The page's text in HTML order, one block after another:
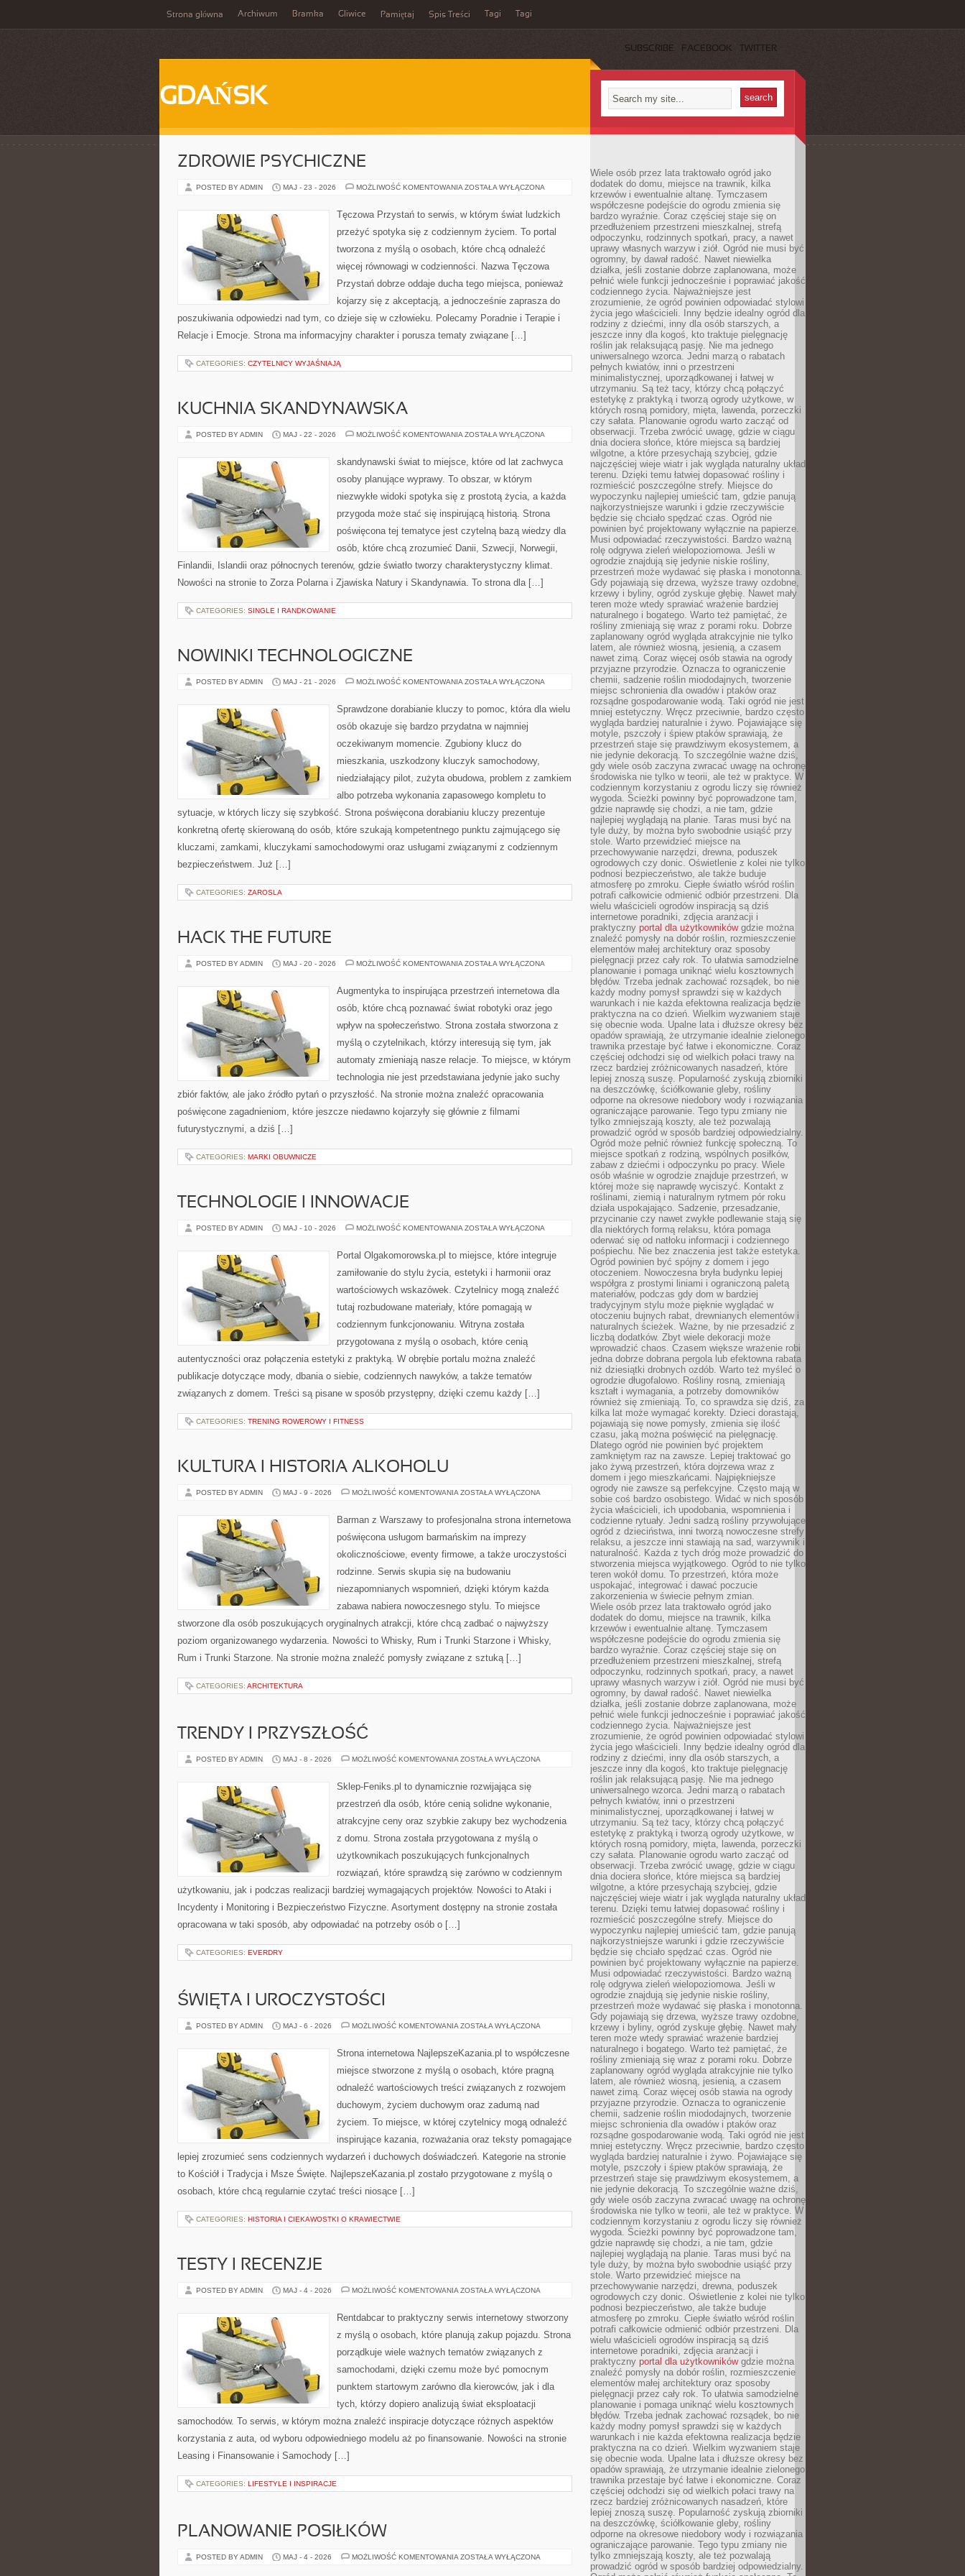
Strona główna Archiwum Bramka Gliwice Pamiętaj Spis Treści Tagi Tagi
SUBSCRIBE FACEBOOK TWITTER
GDAŃSK
ZDROWIE PSYCHICZNE
POSTED BY ADMIN MAJ - 23 - 2026 MOŻLIWOŚĆ KOMENTOWANIA ZDROWIE
ZOSTAŁA WYŁĄCZONA
Tęczowa Przystań to serwis, w którym świat ludzkich
przeżyć spotyka się z codziennym życiem. To portal
tworzona z myślą o osobach, które chcą odnaleźć
więcej równowagi w codzienności. Nazwa Tęczowa
Przystań dobrze oddaje ducha tego miejsca, ponieważ
kojarzy się z akceptacją, a jednocześnie zaprasza do
poszukiwania odpowiedzi nad tym, co dzieje się w człowieku. Polecamy Poradnie i Terapie i
Relacje i Emocje. Strona ma informacyjny charakter i porusza tematy związane […]
CATEGORIES: CZYTELNICY WYJAŚNIAJĄ
KUCHNIA SKANDYNAWSKA
POSTED BY ADMIN MAJ - 22 - 2026 MOŻLIWOŚĆ KOMENTOWANIA KUCHNIA
ZOSTAŁA WYŁĄCZONA
skandynawski świat to miejsce, które od lat zachwyca
osoby planujące wyprawy. To obszar, w którym
niezwykłe widoki spotyka się z prostotą życia, a każda
przygoda może stać się inspirującą historią. Strona
poświęcona tej tematyce jest czytelną bazą wiedzy dla
osób, które chcą zrozumieć Danii, Szwecji, Norwegii,
Finlandii, Islandii oraz północnych terenów, gdzie światło tworzy charakterystyczny klimat.
Nowości na stronie to Zorza Polarna i Zjawiska Natury i Skandynawia. To strona dla […]
CATEGORIES: SINGLE I RANDKOWANIE
NOWINKI TECHNOLOGICZNE
POSTED BY ADMIN MAJ - 21 - 2026 MOŻLIWOŚĆ KOMENTOWANIA NOWINKI
ZOSTAŁA WYŁĄCZONA
Sprawdzone dorabianie kluczy to pomoc, która dla wielu
osób okazuje się bardzo przydatna w najmniej
oczekiwanym momencie. Zgubiony klucz do
mieszkania, uszkodzony kluczyk samochodowy,
niedziałający pilot, zużyta obudowa, problem z zamkiem
albo potrzeba wykonania zapasowego kompletu to
sytuacje, w których liczy się szybkość. Strona poświęcona dorabianiu kluczy prezentuje
konkretną ofertę skierowaną do osób, które szukają kompetentnego punktu zajmującego się
kluczami, zamkami, kluczykami samochodowymi oraz usługami związanymi z codziennym
bezpieczeństwem. Już […]
CATEGORIES: ZAROSLA
HACK THE FUTURE
POSTED BY ADMIN MAJ - 20 - 2026 MOŻLIWOŚĆ KOMENTOWANIA HACK
ZOSTAŁA WYŁĄCZONA
Augmentyka to inspirująca przestrzeń internetowa dla
osób, które chcą poznawać świat robotyki oraz jego
wpływ na społeczeństwo. Strona została stworzona z
myślą o czytelnikach, którzy interesują się tym, jak
automaty zmieniają nasze relacje. To miejsce, w którym
technologia nie jest przedstawiana jedynie jako suchy
zbiór faktów, ale jako źródło pytań o przyszłość. Na stronie można znaleźć opracowania
poświęcone zagadnieniom, które jeszcze niedawno kojarzyły się głównie z filmami
futurystycznymi, a dziś […]
CATEGORIES: MARKI OBUWNICZE
TECHNOLOGIE I INNOWACJE
POSTED BY ADMIN MAJ - 10 - 2026 MOŻLIWOŚĆ KOMENTOWANIA TECHNOLOGIE
ZOSTAŁA WYŁĄCZONA
Portal Olgakomorowska.pl to miejsce, które integruje
zamiłowanie do stylu życia, estetyki i harmonii oraz
wartościowych wskazówek. Czytelnicy mogą znaleźć
tutaj rozbudowane materiały, które pomagają w
codziennym funkcjonowaniu. Witryna została
przygotowana z myślą o osobach, które cenią
autentyczności oraz połączenia estetyki z praktyką. W obrębie portalu można znaleźć
publikacje dotyczące mody, dbania o siebie, codziennych nawyków, a także tematów
związanych z domem. Treści są pisane w sposób przystępny, dzięki czemu każdy […]
CATEGORIES: TRENING ROWEROWY I FITNESS
KULTURA I HISTORIA ALKOHOLU
POSTED BY ADMIN MAJ - 9 - 2026 MOŻLIWOŚĆ KOMENTOWANIA KULTURA
ALKOHOLU
ZOSTAŁA WYŁĄCZONA
Barman z Warszawy to profesjonalna strona internetowa
poświęcona usługom barmańskim na imprezy
okolicznościowe, eventy firmowe, a także uroczystości
rodzinne. Serwis skupia się na budowaniu
niezapomnianych wspomnień, dzięki którym każda
zabawa nabiera nowoczesnego stylu. To miejsce
stworzone dla osób poszukujących oryginalnych atrakcji, które chcą zadbać o najwyższy
poziom organizowanego wydarzenia. Nowości to Whisky, Rum i Trunki Starzone i Whisky,
Rum i Trunki Starzone. Na stronie można znaleźć pomysły związane z sztuką […]
CATEGORIES: ARCHITEKTURA
TRENDY I PRZYSZŁOŚĆ
POSTED BY ADMIN MAJ - 8 - 2026 MOŻLIWOŚĆ KOMENTOWANIA TRENDY
ZOSTAŁA WYŁĄCZONA
Sklep-Feniks.pl to dynamicznie rozwijająca się
przestrzeń dla osób, które cenią solidne wykonanie,
atrakcyjne ceny oraz szybkie zakupy bez wychodzenia
z domu. Strona została przygotowana z myślą o
użytkownikach poszukujących funkcjonalnych
rozwiązań, które sprawdzą się zarówno w codziennym
użytkowaniu, jak i podczas realizacji bardziej wymagających projektów. Nowości to Ataki i
Incydenty i Monitoring i Bezpieczeństwo Fizyczne. Asortyment dostępny na stronie została
opracowana w taki sposób, aby odpowiadać na potrzeby osób o […]
CATEGORIES: EVERDRY
ŚWIĘTA I UROCZYSTOŚCI
POSTED BY ADMIN MAJ - 6 - 2026 MOŻLIWOŚĆ KOMENTOWANIA ŚWIĘTA
ZOSTAŁA WYŁĄCZONA
Strona internetowa NajlepszeKazania.pl to współczesne
miejsce stworzone z myślą o osobach, które pragną
odnaleźć wartościowych treści związanych z rozwojem
duchowym, życiem duchowym oraz zadumą nad
życiem. To miejsce, w której czytelnicy mogą odnaleźć
inspirujące kazania, rozważania oraz teksty pomagające
lepiej zrozumieć sens codziennych wydarzeń i duchowych doświadczeń. Kategorie na stronie
to Kościół i Tradycja i Msze Święte. NajlepszeKazania.pl zostało przygotowane z myślą o
osobach, które chcą regularnie czytać treści niosące […]
CATEGORIES: HISTORIA I CIEKAWOSTKI O KRAWIECTWIE
TESTY I RECENZJE
POSTED BY ADMIN MAJ - 4 - 2026 MOŻLIWOŚĆ KOMENTOWANIA TESTY
ZOSTAŁA WYŁĄCZONA
Rentdabcar to praktyczny serwis internetowy stworzony
z myślą o osobach, które planują zakup pojazdu. Strona
porządkuje wiele ważnych tematów związanych z
samochodami, dzięki czemu może być pomocnym
punktem startowym zarówno dla kierowców, jak i dla
tych, którzy dopiero analizują świat eksploatacji
samochodów. To serwis, w którym można znaleźć inspiracje dotyczące różnych aspektów
korzystania z auta, od wyboru odpowiedniego modelu aż po finansowanie. Nowości na stronie
Leasing i Finansowanie i Samochody […]
CATEGORIES: LIFESTYLE I INSPIRACJE
PLANOWANIE POSIŁKÓW
POSTED BY ADMIN MAJ - 4 - 2026 MOŻLIWOŚĆ KOMENTOWANIA PLANOWANIE
ZOSTAŁA WYŁĄCZONA
Wiele osób przez lata traktowało ogród jako
dodatek do domu, miejsce na trawnik, kilka
krzewów i ewentualnie altanę. Tymczasem
współczesne podejście do ogrodu zmienia się
bardzo wyraźnie. Coraz częściej staje się on
przedłużeniem przestrzeni mieszkalnej, strefą
odpoczynku, rodzinnych spotkań, pracy, a nawet
uprawy własnych warzyw i ziół. Ogród nie musi być
ogromny, by dawał radość. Nawet niewielka
działka, jeśli zostanie dobrze zaplanowana, może
pełnić wiele funkcji jednocześnie i poprawiać jakość
codziennego życia. Najważniejsze jest
zrozumienie, że ogród powinien odpowiadać stylowi
życia jego właścicieli. Inny będzie idealny ogród dla
rodziny z dziećmi, inny dla osób starszych, a
jeszcze inny dla kogoś, kto traktuje pielęgnację
roślin jak relaksującą pasję. Nie ma jednego
uniwersalnego wzorca. Jedni marzą o rabatach
pełnych kwiatów, inni o przestrzeni
minimalistycznej, uporządkowanej i łatwej w
utrzymaniu. Są też tacy, którzy chcą połączyć
estetykę z praktyką i tworzą ogrody użytkowe, w
których rosną pomidory, mięta, lawenda, porzeczki
czy sałata. Planowanie ogrodu warto zacząć od
obserwacji. Trzeba zwrócić uwagę, gdzie w ciągu
dnia dociera słońce, które miejsca są bardziej
wilgotne, a które przesychają szybciej, gdzie
najczęściej wieje wiatr i jak wygląda naturalny układ
terenu. Dzięki temu łatwiej dopasować rośliny i
rozmieścić poszczególne strefy. Miejsce do
wypoczynku najlepiej umieścić tam, gdzie panują
najkorzystniejsze warunki i gdzie rzeczywiście
będzie się chciało spędzać czas. Ogród nie
powinien być projektowany wyłącznie na papierze.
Musi odpowiadać rzeczywistości. Bardzo ważną
rolę odgrywa zieleń wielopoziomowa. Jeśli w
ogrodzie znajdują się jedynie niskie rośliny,
przestrzeń może wydawać się płaska i monotonna.
Gdy pojawiają się drzewa, wyższe trawy ozdobne,
krzewy i byliny, ogród zyskuje głębię. Nawet mały
teren może wtedy sprawiać wrażenie bardziej
naturalnego i bogatego. Warto też pamiętać, że
rośliny zmieniają się wraz z porami roku. Dobrze
zaplanowany ogród wygląda atrakcyjnie nie tylko
latem, ale również wiosną, jesienią, a czasem
nawet zimą. Coraz więcej osób stawia na ogrody
przyjazne przyrodzie. Oznacza to ograniczenie
chemii, sadzenie roślin miododajnych, tworzenie
miejsc schronienia dla owadów i ptaków oraz
rozsądne gospodarowanie wodą. Taki ogród nie jest
mniej estetyczny. Wręcz przeciwnie, bardzo często
wygląda bardziej naturalnie i żywo. Pojawiające się
motyle, pszczoły i śpiew ptaków sprawiają, że
przestrzeń staje się prawdziwym ekosystemem, a
nie jedynie dekoracją. To szczególnie ważne dziś,
gdy wiele osób zaczyna zwracać uwagę na ochronę
środowiska nie tylko w teorii, ale też w praktyce. W
codziennym korzystaniu z ogrodu liczy się również
wygoda. Ścieżki powinny być poprowadzone tam,
gdzie naprawdę się chodzi, a nie tam, gdzie
najlepiej wyglądają na planie. Taras musi być na
tyle duży, by można było swobodnie usiąść przy
stole. Warto przewidzieć miejsce na
przechowywanie narzędzi, drewna, poduszek
ogrodowych czy donic. Oświetlenie z kolei nie tylko
podnosi bezpieczeństwo, ale także buduje
atmosferę po zmroku. Ciepłe światło wśród roślin
potrafi całkowicie odmienić odbiór przestrzeni. Dla
wielu właścicieli ogrodów inspiracją są dziś
internetowe poradniki, zdjęcia aranżacji i
praktyczny portal dla użytkownikówgdzie można
znaleźć pomysły na dobór roślin, rozmieszczenie
elementów małej architektury oraz sposoby
pielęgnacji przez cały rok. To ułatwia samodzielne
planowanie i pomaga uniknąć wielu kosztownych
błędów. Trzeba jednak zachować rozsądek, bo nie
każdy modny pomysł sprawdzi się w każdych
warunkach i nie każda efektowna realizacja będzie
praktyczna na co dzień. Wielkim wyzwaniem staje
się obecnie woda. Upalne lata i dłuższe okresy bez
opadów sprawiają, że utrzymanie idealnie zielonego
trawnika przestaje być łatwe i ekonomiczne. Coraz
częściej odchodzi się od wielkich połaci trawy na
rzecz bardziej zróżnicowanych nasadzeń, które
lepiej znoszą suszę. Popularność zyskują zbiorniki
na deszczówkę, ściółkowanie gleby, rośliny
odporne na okresowe niedobory wody i rozwiązania
ograniczające parowanie. Tego typu zmiany nie
tylko zmniejszają koszty, ale też pozwalają
prowadzić ogród w sposób bardziej odpowiedzialny.
Ogród może pełnić również funkcję społeczną. To
miejsce spotkań z rodziną, wspólnych posiłków,
zabaw z dziećmi i odpoczynku po pracy. Wiele
osób właśnie w ogrodzie znajduje przestrzeń, w
której może się naprawdę wyciszyć. Kontakt z
roślinami, ziemią i naturalnym rytmem pór roku
działa uspokajająco. Sadzenie, przesadzanie,
przycinanie czy nawet zwykłe podlewanie stają się
dla niektórych formą relaksu, która pomaga
oderwać się od natłoku informacji i codziennego
pośpiechu. Nie bez znaczenia jest także estetyka.
Ogród powinien być spójny z domem i jego
otoczeniem. Nowoczesna bryła budynku lepiej
współgra z prostymi liniami i ograniczoną paletą
materiałów, podczas gdy dom w bardziej
tradycyjnym stylu może pięknie wyglądać w
otoczeniu bujnych rabat, drewnianych elementów i
naturalnych ścieżek. Ważne, by nie przesadzić z
liczbą dodatków. Zbyt wiele dekoracji może
wprowadzić chaos. Czasem większe wrażenie robi
jedna dobrze dobrana pergola lub efektowna rabata
niż dziesiątki drobnych ozdób. Warto też myśleć o
ogrodzie długofalowo. Rośliny rosną, zmieniają
kształt i wymagania, a potrzeby domowników
również się zmieniają. To, co sprawdza się dziś, za
kilka lat może wymagać korekty. Dzieci dorastają,
pojawiają się nowe pomysły, zmienia się ilość
czasu, jaką można poświęcić na pielęgnację.
Dlatego ogród nie powinien być projektem
zamkniętym raz na zawsze. Lepiej traktować go
jako żywą przestrzeń, która dojrzewa wraz z
domem i jego mieszkańcami. Najpiękniejsze
ogrody nie zawsze są perfekcyjne. Często mają w
sobie coś bardzo osobistego. Widać w nich sposób
życia właścicieli, ich upodobania, wspomnienia i
codzienne rytuały. Jedni sadzą rośliny przywołujące
ogród z dzieciństwa, inni tworzą nowoczesne strefy
relaksu, a jeszcze inni stawiają na sad, warzywnik i
naturalność. Każda z tych dróg może prowadzić do
stworzenia miejsca wyjątkowego. Ogród to nie tylko
teren wokół domu. To przestrzeń, która może
uspokajać, integrować i dawać poczucie
zakorzenienia w świecie pełnym zmian.
Wiele osób przez lata traktowało ogród jako
dodatek do domu, miejsce na trawnik, kilka
krzewów i ewentualnie altanę. Tymczasem
współczesne podejście do ogrodu zmienia się
bardzo wyraźnie. Coraz częściej staje się on
przedłużeniem przestrzeni mieszkalnej, strefą
odpoczynku, rodzinnych spotkań, pracy, a nawet
uprawy własnych warzyw i ziół. Ogród nie musi być
ogromny, by dawał radość. Nawet niewielka
działka, jeśli zostanie dobrze zaplanowana, może
pełnić wiele funkcji jednocześnie i poprawiać jakość
codziennego życia. Najważniejsze jest
zrozumienie, że ogród powinien odpowiadać stylowi
życia jego właścicieli. Inny będzie idealny ogród dla
rodziny z dziećmi, inny dla osób starszych, a
jeszcze inny dla kogoś, kto traktuje pielęgnację
roślin jak relaksującą pasję. Nie ma jednego
uniwersalnego wzorca. Jedni marzą o rabatach
pełnych kwiatów, inni o przestrzeni
minimalistycznej, uporządkowanej i łatwej w
utrzymaniu. Są też tacy, którzy chcą połączyć
estetykę z praktyką i tworzą ogrody użytkowe, w
których rosną pomidory, mięta, lawenda, porzeczki
czy sałata. Planowanie ogrodu warto zacząć od
obserwacji. Trzeba zwrócić uwagę, gdzie w ciągu
dnia dociera słońce, które miejsca są bardziej
wilgotne, a które przesychają szybciej, gdzie
najczęściej wieje wiatr i jak wygląda naturalny układ
terenu. Dzięki temu łatwiej dopasować rośliny i
rozmieścić poszczególne strefy. Miejsce do
wypoczynku najlepiej umieścić tam, gdzie panują
najkorzystniejsze warunki i gdzie rzeczywiście
będzie się chciało spędzać czas. Ogród nie
powinien być projektowany wyłącznie na papierze.
Musi odpowiadać rzeczywistości. Bardzo ważną
rolę odgrywa zieleń wielopoziomowa. Jeśli w
ogrodzie znajdują się jedynie niskie rośliny,
przestrzeń może wydawać się płaska i monotonna.
Gdy pojawiają się drzewa, wyższe trawy ozdobne,
krzewy i byliny, ogród zyskuje głębię. Nawet mały
teren może wtedy sprawiać wrażenie bardziej
naturalnego i bogatego. Warto też pamiętać, że
rośliny zmieniają się wraz z porami roku. Dobrze
zaplanowany ogród wygląda atrakcyjnie nie tylko
latem, ale również wiosną, jesienią, a czasem
nawet zimą. Coraz więcej osób stawia na ogrody
przyjazne przyrodzie. Oznacza to ograniczenie
chemii, sadzenie roślin miododajnych, tworzenie
miejsc schronienia dla owadów i ptaków oraz
rozsądne gospodarowanie wodą. Taki ogród nie jest
mniej estetyczny. Wręcz przeciwnie, bardzo często
wygląda bardziej naturalnie i żywo. Pojawiające się
motyle, pszczoły i śpiew ptaków sprawiają, że
przestrzeń staje się prawdziwym ekosystemem, a
nie jedynie dekoracją. To szczególnie ważne dziś,
gdy wiele osób zaczyna zwracać uwagę na ochronę
środowiska nie tylko w teorii, ale też w praktyce. W
codziennym korzystaniu z ogrodu liczy się również
wygoda. Ścieżki powinny być poprowadzone tam,
gdzie naprawdę się chodzi, a nie tam, gdzie
najlepiej wyglądają na planie. Taras musi być na
tyle duży, by można było swobodnie usiąść przy
stole. Warto przewidzieć miejsce na
przechowywanie narzędzi, drewna, poduszek
ogrodowych czy donic. Oświetlenie z kolei nie tylko
podnosi bezpieczeństwo, ale także buduje
atmosferę po zmroku. Ciepłe światło wśród roślin
potrafi całkowicie odmienić odbiór przestrzeni. Dla
wielu właścicieli ogrodów inspiracją są dziś
internetowe poradniki, zdjęcia aranżacji i
praktyczny portal dla użytkownikówgdzie można
znaleźć pomysły na dobór roślin, rozmieszczenie
elementów małej architektury oraz sposoby
pielęgnacji przez cały rok. To ułatwia samodzielne
planowanie i pomaga uniknąć wielu kosztownych
błędów. Trzeba jednak zachować rozsądek, bo nie
każdy modny pomysł sprawdzi się w każdych
warunkach i nie każda efektowna realizacja będzie
praktyczna na co dzień. Wielkim wyzwaniem staje
się obecnie woda. Upalne lata i dłuższe okresy bez
opadów sprawiają, że utrzymanie idealnie zielonego
trawnika przestaje być łatwe i ekonomiczne. Coraz
częściej odchodzi się od wielkich połaci trawy na
rzecz bardziej zróżnicowanych nasadzeń, które
lepiej znoszą suszę. Popularność zyskują zbiorniki
na deszczówkę, ściółkowanie gleby, rośliny
odporne na okresowe niedobory wody i rozwiązania
ograniczające parowanie. Tego typu zmiany nie
tylko zmniejszają koszty, ale też pozwalają
prowadzić ogród w sposób bardziej odpowiedzialny.